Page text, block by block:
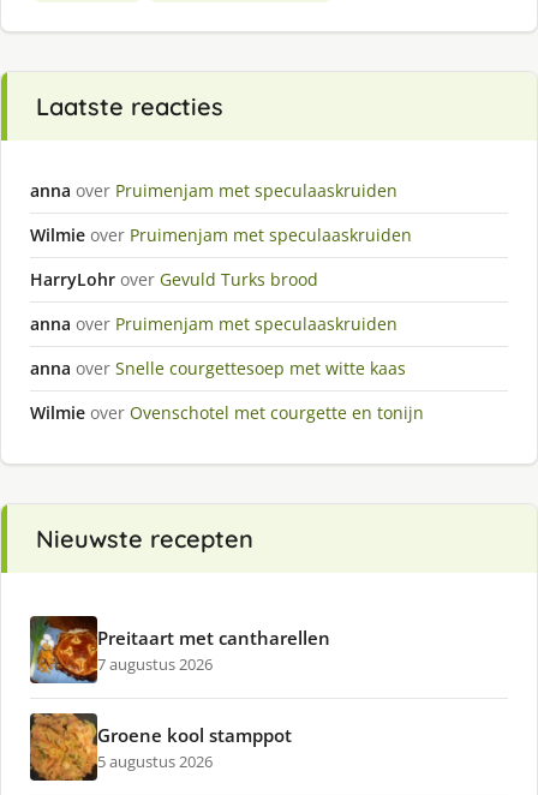
Laatste reacties
anna over Pruimenjam met speculaaskruiden
Wilmie over Pruimenjam met speculaaskruiden
HarryLohr over Gevuld Turks brood
anna over Pruimenjam met speculaaskruiden
anna over Snelle courgettesoep met witte kaas
Wilmie over Ovenschotel met courgette en tonijn
Nieuwste recepten
Preitaart met cantharellen
7 augustus 2026
Groene kool stamppot
5 augustus 2026